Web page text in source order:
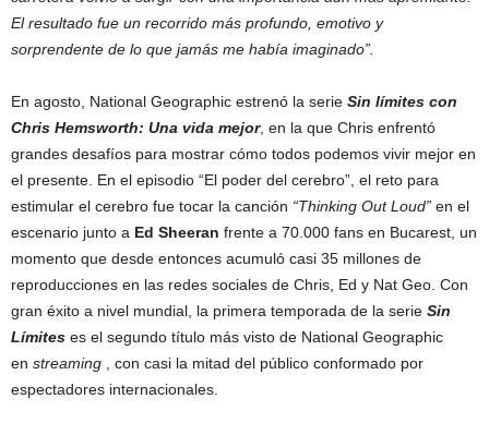
El resultado fue un recorrido más profundo, emotivo y
sorprendente de lo que jamás me había imaginado”.
En agosto, National Geographic estrenó la serie Sin límites con
Chris Hemsworth: Una vida mejor, en la que Chris enfrentó
grandes desafíos para mostrar cómo todos podemos vivir mejor en
el presente. En el episodio “El poder del cerebro”, el reto para
estimular el cerebro fue tocar la canción “Thinking Out Loud” en el
escenario junto a Ed Sheeran frente a 70.000 fans en Bucarest, un
momento que desde entonces acumuló casi 35 millones de
reproducciones en las redes sociales de Chris, Ed y Nat Geo. Con
gran éxito a nivel mundial, la primera temporada de la serie Sin
Límites es el segundo título más visto de National Geographic
en streaming , con casi la mitad del público conformado por
espectadores internacionales.